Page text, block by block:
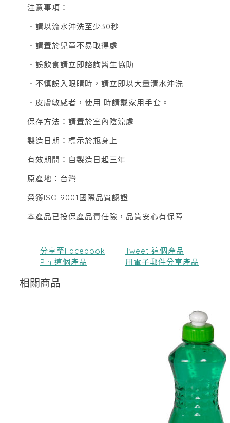
注意事項：
．請以流水沖洗至少30秒
．請置於兒童不易取得處
．誤飲食請立即諮詢醫生協助
．不慎誤入眼睛時，請立即以大量清水沖洗
．皮膚敏感者，使用 時請戴家用手套。
保存方法：請置於室內陰涼處
製造日期：標示於瓶身上
有效期間：自製造日起三年
原產地：台灣
榮獲ISO 9001國際品質認證
本產品已投保產品責任險，品質安心有保障
分享至Facebook
Tweet 這個產品
Pin 這個產品
用電子郵件分享產品
相關商品